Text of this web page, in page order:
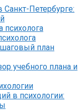
Петербурге:
план
учебного плана и
в психологии: